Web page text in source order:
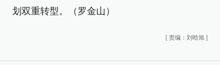
划双重转型。（罗金山）
[ 责编：刘晗旭 ]